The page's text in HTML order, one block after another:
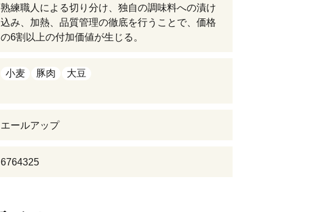
熟練職人による切り分け、独自の調味料への漬け
込み、加熱、品質管理の徹底を行うことで、価格
の6割以上の付加価値が生じる。
小麦 豚肉 大豆
エールアップ
6764325